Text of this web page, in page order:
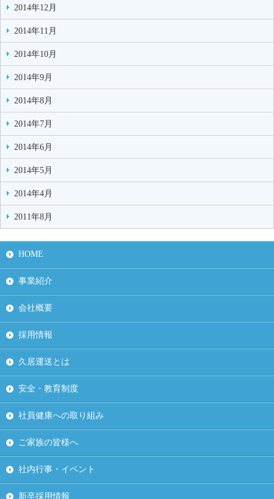
2014年12月
2014年11月
2014年10月
2014年9月
2014年8月
2014年7月
2014年6月
2014年5月
2014年4月
2011年8月
HOME
事業紹介
会社概要
採用情報
久居運送とは
安全・教育制度
社員健康への取り組み
ご家族の皆様へ
社内行事・イベント
新卒採用情報